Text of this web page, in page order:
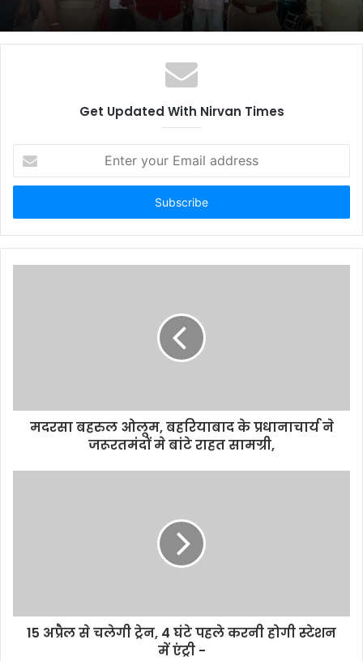
Get Updated With Nirvan Times
your
Email
मदरसा बहरुल ओलूम, बहरियाबाद के प्रधानाचार्य ने
जरूरतमंदों मे बांटे राहत सामग्री,
15 अप्रैल से चलेगी ट्रेन, 4 घंटे पहले करनी होगी स्टेशन
में एंट्री -